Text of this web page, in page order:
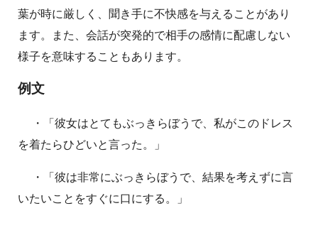
葉が時に厳しく、聞き手に不快感を与えることがあり
ます。また、会話が突発的で相手の感情に配慮しない
様子を意味することもあります。
例文
・「彼女はとてもぶっきらぼうで、私がこのドレス
を着たらひどいと言った。」
・「彼は非常にぶっきらぼうで、結果を考えずに言
いたいことをすぐに口にする。」